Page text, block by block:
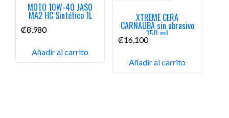
MOTO 10W-40 JASO
MA2 HC Sintético 1L
₡8,980
Añadir al carrito
XTREME CERA
CARNAUBA sin abrasivo
150 ml
₡16,100
Añadir al carrito